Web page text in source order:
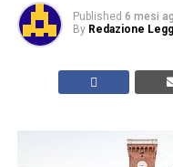
Published 6 mesi
By Redazione